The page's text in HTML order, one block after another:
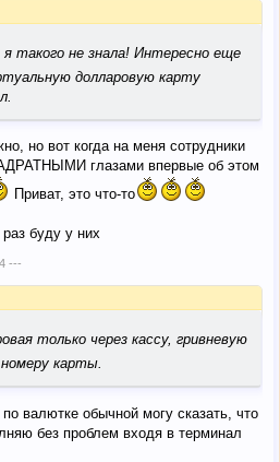
я такого не знала! Интересно еще
долларовую карту
но вот когда на меня сотрудники
глазами впервые об этом
Приват, это что-то
буду у них
---
только через кассу, гривневую
карты.
валютке обычной могу сказать, что
без проблем входя в терминал